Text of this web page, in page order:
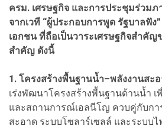
ครม. เศรษฐกิจ และการประชุมร่วม
จากเวที “ผู้ประกอบการพูด รัฐบาลฟัง
เอกชน ที่ถือเป็นวาระเศรษฐกิจสำคัญ
สำคัญ ดังนี้
1. โครงสร้างพื้นฐานน้ำ–พลังงานสะ
เร่งพัฒนาโครงสร้างพื้นฐานด้านน้ำ เ
และสถานการณ์เอลนีโญ ควบคู่กับกา
สะอาด ระบบโซลาร์เซลล์ และระบบไ